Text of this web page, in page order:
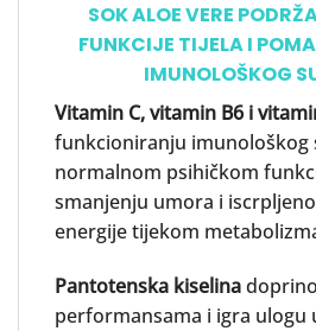
SOK ALOE VERE
FUNKCIJE TIJELA I
IMUNOLOŠKOG
Vitamin C, vitamin B6 i
funkcioniranju imunološkog
normalnom psihičkom
smanjenju umora i
energije tijekom
Pantotenska kiselina
performansama i igra ulogu